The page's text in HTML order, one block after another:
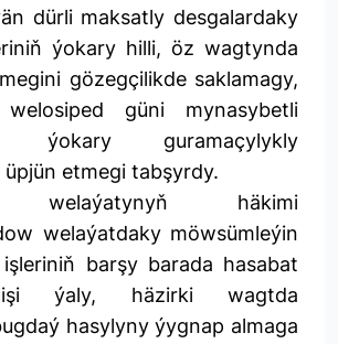
dürli maksatly desgalardaky
ýokary hilli, öz wagtynda
gözegçilikde saklamagy,
welosiped güni mynasybetli
ýokary guramaçylykly
etmegi tabşyrdy.
welaýatynyň häkimi
welaýatdaky möwsümleýin
barşy barada hasabat
ýaly, häzirki wagtda
hasylyny ýygnap almaga